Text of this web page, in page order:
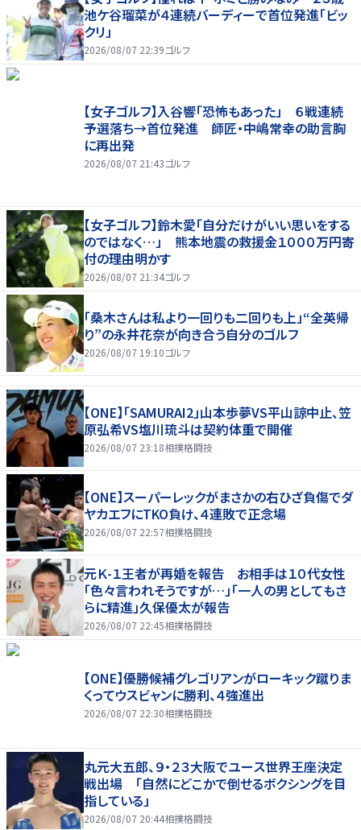
池ケ谷瑠菜が４連続バーディーで首位発進「ビッ
クリ」
2026/08/07 22:39ゴルフ
【女子ゴルフ】入谷響「恐怖もあった」 ６戦連続
予選落ち→首位発進 師匠・中嶋常幸の助言胸
に再出発
2026/08/07 21:43ゴルフ
【女子ゴルフ】鈴木愛「自分だけがいい思いをする
のではなく…」 熊本地震の救援金１０００万円寄
付の理由明かす
2026/08/07 21:34ゴルフ
「桑木さんは私より一回りも二回りも上」“全英帰
り”の永井花奈が向き合う自分のゴルフ
2026/08/07 19:10ゴルフ
【ONE】「SAMURAI2」山本歩夢VS平山諒中止、笠
原弘希VS塩川琉斗は契約体重で開催
2026/08/07 23:18相撲格闘技
【ONE】スーパーレックがまさかの右ひざ負傷でダ
ヤカエフにTKO負け、４連敗で正念場
2026/08/07 22:57相撲格闘技
元Ｋ-１王者が再婚を報告 お相手は１０代女性
「色々言われそうですが…」「一人の男としてもさ
らに精進」久保優太が報告
2026/08/07 22:45相撲格闘技
【ONE】優勝候補グレゴリアンがローキック蹴りま
くってウスビャンに勝利、４強進出
2026/08/07 22:30相撲格闘技
丸元大五郎、９・２３大阪でユース世界王座決定
戦出場 「自然にどこかで倒せるボクシングを目
指している」
2026/08/07 20:44相撲格闘技